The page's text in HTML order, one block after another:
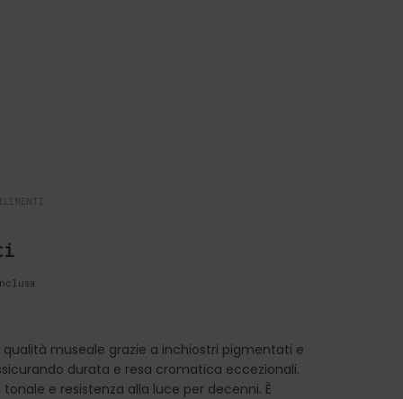
museale grazie a inchiostri pigmentati e
durata e resa cromatica eccezionali.
e resistenza alla luce per decenni. È